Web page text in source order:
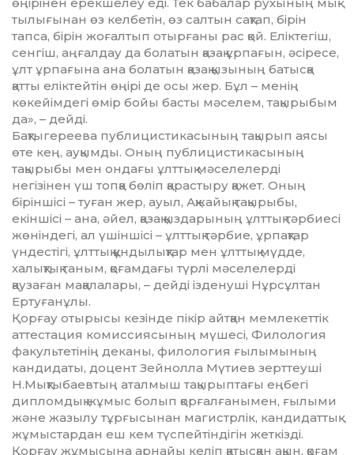
өңірінен ерекшелеу еді. Тек бабалар рухының мық­
тылығынан өз келбетін, өз салтын сақтап, бірін
тапса, бірін жоғалтып отыр­ғаны рас қой. Еліктегіш,
сенгіш, аңғалдау да болатын қазақ ұрпағын, әсіресе,
ұлт ұрпағына ана болатын қазақ қызының батысқа
қатты еліктейтін өңірі де осы жер. Бұл – менің
көкейімдегі өмір бойы басты мәселем, тақырыбым
да», – дейді.
Бақтыгереева публицистикасының тақырып аясы
өте кең, ауқымды. Оның публицистикасының
тақырыбы мен ондағы ұлттық мәселелерді
негізінен үш топқа бөліп қарастыру қажет. Оның
біріншісі – туған жер, ауыл, Ақжайық тақырыбы,
екіншісі – ана, әйел, қазақ қыздарының ұлттық тәрбиесі
жөніндегі, ал үшіншісі – ұлттық тәрбие, ұрпақтар
үндестігі, ұлттық құндылықтар мен ұлттық мүдде,
халықтық таным, қоғам­да­ғы түрлі мәселелерді
қаузаған мақала­ла­ры, – дейді ізденуші Нұрсұлтан
Ертуған­ұлы.
Қорғау отырысы кезінде пікір айтқан мемлекеттік
аттестация комиссиясының мүшесі, Филология
факультетінің деканы, филология ғылымының
кандидаты, доцент Зейнолла Мүтиев зерттеуші
Н.Мықтыбаевтың аталмыш тақырып­тағы еңбегі
дипломдық жұмыс болып қорғал­ға­нымен, ғылыми
және жазылу тұрғы­сынан магистрлік, кандидаттық
жұмыс­тардан еш кем түспейтіндігін жеткізді.
Қорғау жұмысына арнайы келіп қатысқан ақын, қоғам